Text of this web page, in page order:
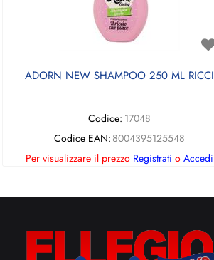
ADORN NEW SHAMPOO 250 ML RICCI
Codice: 17048
Codice EAN: 8004395125548
Per visualizzare il prezzo Registrati o Accedi